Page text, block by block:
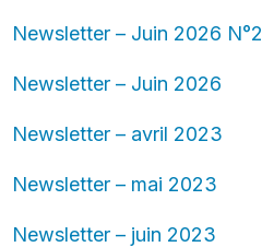
Newsletter – Juin 2026 N°2
Newsletter – Juin 2026
Newsletter – avril 2023
Newsletter – mai 2023
Newsletter – juin 2023